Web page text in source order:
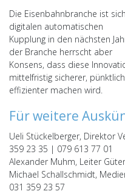
Die Eisenbahnbranche ist
digitalen automatischen
Kupplung in den nächsten
der Branche herrscht aber
Konsens, dass diese
mittelfristig sicherer,
effizienter machen wird.
Für weitere
Ueli Stückelberger, Direktor
359 23 35 | 079 613 77 01
Alexander Muhm, Leiter
Michael Schallschmidt,
031 359 23 57